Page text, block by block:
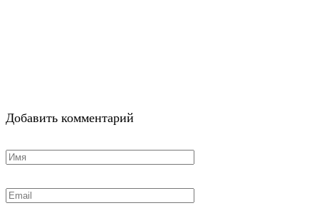
Добавить комментарий
Имя
Email